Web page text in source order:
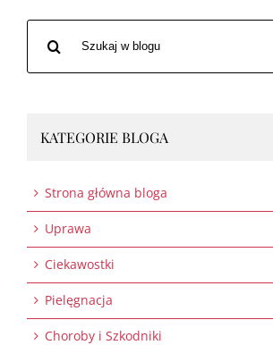
Szukaj
KATEGORIE BLOGA
Strona główna bloga
Uprawa
Ciekawostki
Pielęgnacja
Choroby i Szkodniki